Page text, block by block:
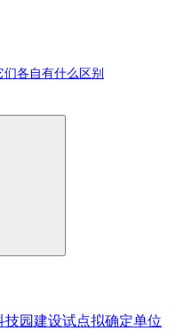
各自有什么区别
园建设试点拟确定单位